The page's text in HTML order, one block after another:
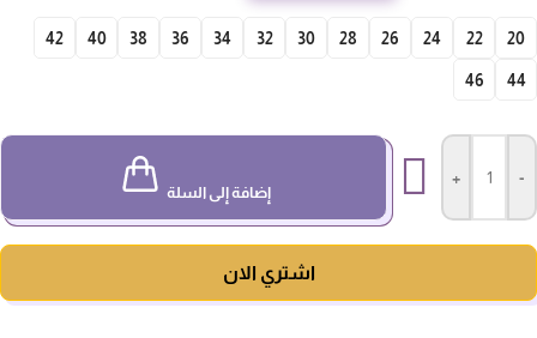
20
22
24
26
28
30
32
34
36
38
40
42
44
46
إضافة إلى السلة
اشتري الان